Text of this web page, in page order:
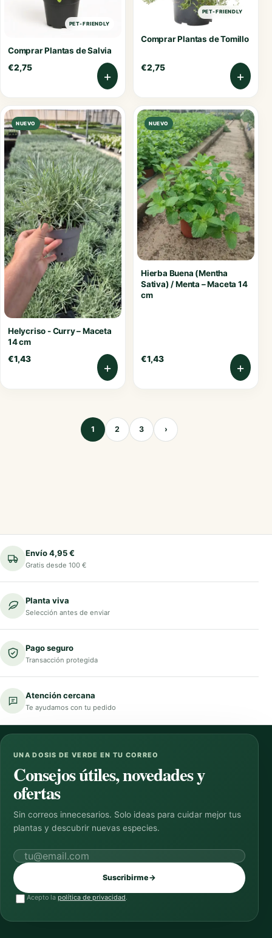
PET-FRIENDLY
Comprar Plantas de Salvia
€2,75
+
PET-FRIENDLY
Comprar Plantas de Tomillo
€2,75
+
NUEVO
Helycriso - Curry – Maceta
14 cm
€1,43
+
NUEVO
Hierba Buena (Mentha
Sativa) / Menta – Maceta 14
cm
€1,43
+
1 2 3 ›
Envío 4,95 €
Gratis desde 100 €
Planta viva
Selección antes de enviar
Pago seguro
Transacción protegida
Atención cercana
Te ayudamos con tu pedido
UNA DOSIS DE VERDE EN TU CORREO
Consejos útiles, novedades y
ofertas
Sin correos innecesarios. Solo ideas para cuidar mejor tus
plantas y descubrir nuevas especies.
Correo electrónico
Suscribirme→
Acepto la política de privacidad.